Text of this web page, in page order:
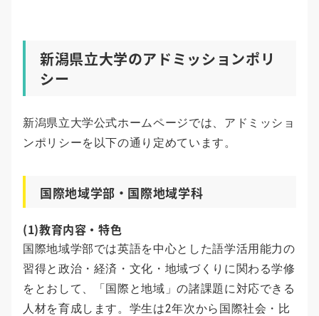
新潟県立大学のアドミッションポリ
シー
新潟県立大学公式ホームページでは、アドミッショ
ンポリシーを以下の通り定めています。
国際地域学部・国際地域学科
(1)教育内容・特色
国際地域学部では英語を中心とした語学活用能力の
習得と政治・経済・文化・地域づくりに関わる学修
をとおして、「国際と地域」の諸課題に対応できる
人材を育成します。学生は2年次から国際社会・比